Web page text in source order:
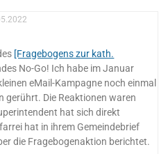
[Fragebogens zur kath.
No-Go! Ich habe im Januar
eMail-Kampagne noch einmal
gerührt. Die Reaktionen waren
hat sich direkt
hat in ihrem Gemeindebrief
die Fragebogenaktion berichtet.